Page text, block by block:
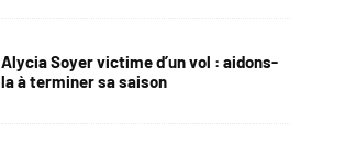
Alycia Soyer victime d’un vol : aidons-
la à terminer sa saison